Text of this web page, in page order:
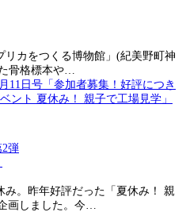
リカをつくる博物館」(紀美野町神
骨格標本や…
弾
み。昨年好評だった「夏休み！ 親
画しました。今…